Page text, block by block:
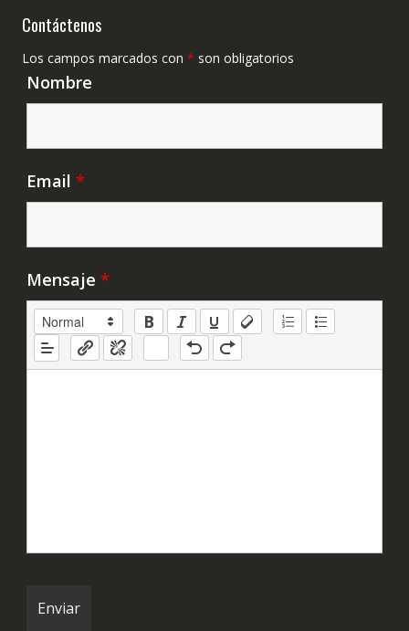
Contáctenos
Los campos marcados con * son obligatorios
Nombre
Email *
Mensaje *